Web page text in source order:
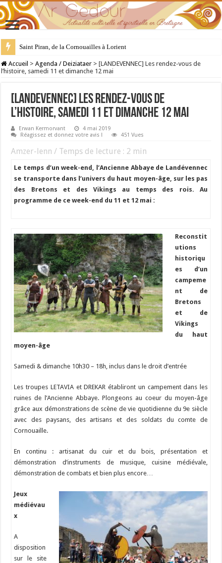
28 juillet : Saint Samson de Dol, père de la Bretagne chrétienne
Accueil > Agenda / Deiziataer > [LANDEVENNEC] Les rendez-vous de
l’histoire, samedi 11 et dimanche 12 mai
[LANDEVENNEC] Les rendez-vous de
l’histoire, samedi 11 et dimanche 12 mai
Erwan Kermorvant
4 mai 2019
Réagissez et donnez votre avis !
451 Vues
Amzer-lenn / Temps de lecture : 2 min
Le temps d’un week-end, l’Ancienne Abbaye de Landévennec
se transporte dans l’univers du haut moyen-âge, sur les pas
des Bretons et des Vikings au temps des rois.Au
programme de ce week-end du 11 et 12 mai :
Reconstit
utions
historiqu
es d’un
campeme
nt de
Bretons
et de
Vikings
du haut
moyen-âge
Samedi & dimanche 10h30 – 18h, inclus dans le droit d’entrée
Les troupes LETAVIA et DREKAR établiront un campement dans les
ruines de l’Ancienne Abbaye. Plongeons au coeur du moyen-âge
grâce aux démonstrations de scène de vie quotidienne du 9e siècle
avec des paysans, des artisans et des soldats du comte de
Cornouaille.
En continu : artisanat du cuir et du bois, présentation et
démonstration d’instruments de musique, cuisine médiévale,
démonstration de combats et bien plus encore…
Jeux
médiévau
x
A
disposition
sur le site